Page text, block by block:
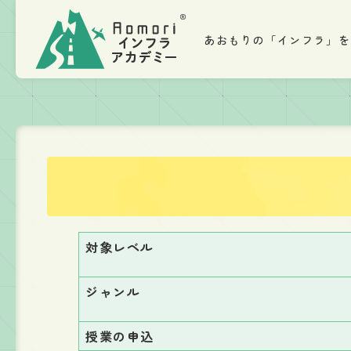
あおもりの「インフラ」
対象レベル
ジャンル
授業の申込